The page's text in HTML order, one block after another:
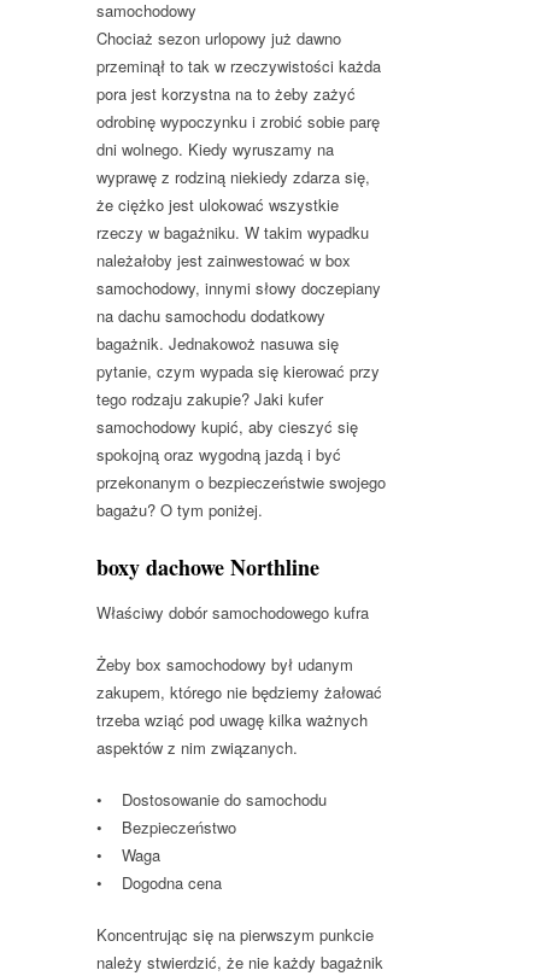
samochodowy
Chociaż sezon urlopowy już dawno
przeminął to tak w rzeczywistości każda
pora jest korzystna na to żeby zażyć
odrobinę wypoczynku i zrobić sobie parę
dni wolnego. Kiedy wyruszamy na
wyprawę z rodziną niekiedy zdarza się,
że ciężko jest ulokować wszystkie
rzeczy w bagażniku. W takim wypadku
należałoby jest zainwestować w box
samochodowy, innymi słowy doczepiany
na dachu samochodu dodatkowy
bagażnik. Jednakowoż nasuwa się
pytanie, czym wypada się kierować przy
tego rodzaju zakupie? Jaki kufer
samochodowy kupić, aby cieszyć się
spokojną oraz wygodną jazdą i być
przekonanym o bezpieczeństwie swojego
bagażu? O tym poniżej.
boxy dachowe Northline
Właściwy dobór samochodowego kufra
Żeby box samochodowy był udanym
zakupem, którego nie będziemy żałować
trzeba wziąć pod uwagę kilka ważnych
aspektów z nim związanych.
• Dostosowanie do samochodu
• Bezpieczeństwo
• Waga
• Dogodna cena
Koncentrując się na pierwszym punkcie
należy stwierdzić, że nie każdy bagażnik